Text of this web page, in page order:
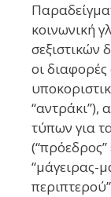
κοινωνική
σεξιστικών
οι
“αντράκι”),
τύπων για
(“πρόεδρος”
“μάγειρας-